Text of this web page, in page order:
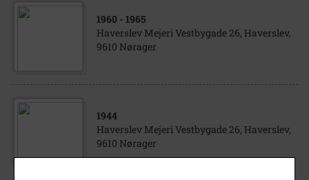
1960 - 1965
Haverslev Mejeri Vestbygade 26, Haverslev,
9610 Nørager
1944
Haverslev Mejeri Vestbygade 26, Haverslev,
9610 Nørager